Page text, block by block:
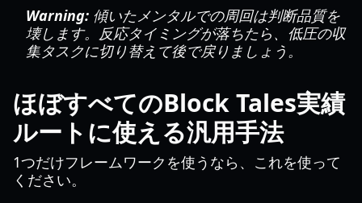
Warning: 傾いたメンタルでの周回は判断品質を
壊します。反応タイミングが落ちたら、低圧の収
集タスクに切り替えて後で戻りましょう。
ほぼすべてのBlock Tales実績
ルートに使える汎用手法
1つだけフレームワークを使うなら、これを使って
ください。